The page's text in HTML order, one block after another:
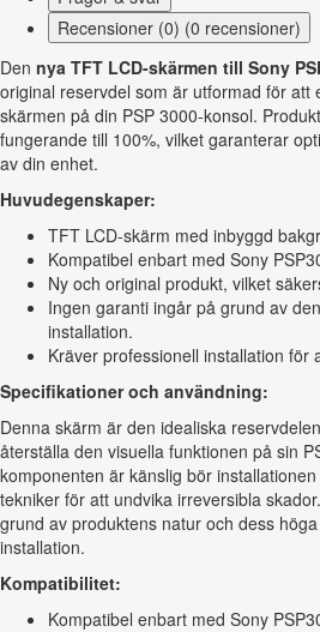
Recensioner (0) (0 recensioner)
Den nya TFT LCD-skärmen till Sony
original reservdel som är utformad för att
skärmen på din PSP 3000-konsol.
fungerande till 100%, vilket garanterar
av din enhet.
Huvudegenskaper:
TFT LCD-skärm med inbyggd
Kompatibel enbart med Sony
Ny och original produkt, vilket
Ingen garanti ingår på grund av
installation.
Kräver professionell installation för
Specifikationer och användning:
Denna skärm är den idealiska
återställa den visuella funktionen på sin
komponenten är känslig bör
tekniker för att undvika irreversibla
grund av produktens natur och dess
installation.
Kompatibilitet:
Kompatibel enbart med Sony